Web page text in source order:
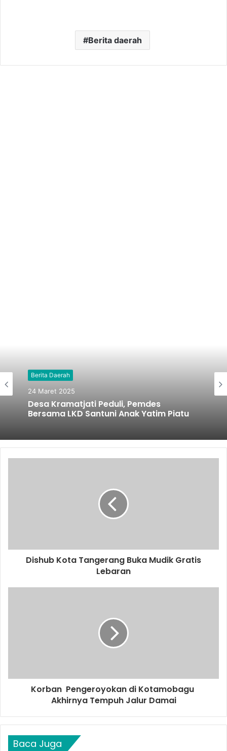
Berita daerah
Berita Daerah
24 Maret 2025
Desa Kramatjati Peduli, Pemdes
Bersama LKD Santuni Anak Yatim Piatu
Dishub Kota Tangerang Buka Mudik Gratis
Lebaran
Korban Pengeroyokan di Kotamobagu
Akhirnya Tempuh Jalur Damai
Baca Juga